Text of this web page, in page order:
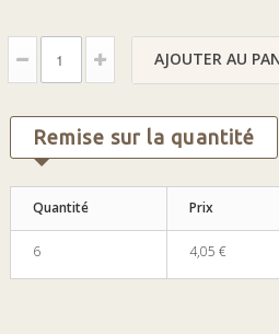
AJOUTER AU
Remise sur la quantité
Quantité Prix
6 4,05 €